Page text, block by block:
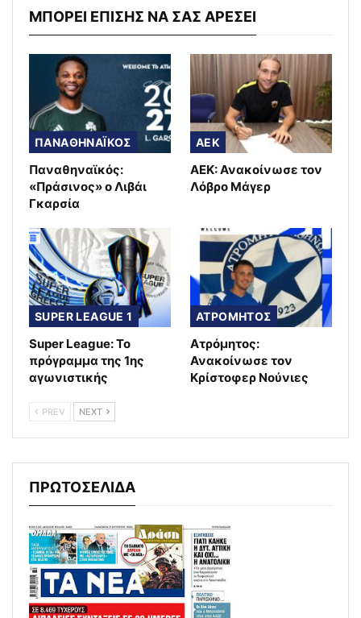
ΜΠΟΡΕΙ ΕΠΙΣΗΣ ΝΑ ΣΑΣ ΑΡΕΣΕΙ
ΠΑΝΑΘΗΝΑΪΚΟΣ
Παναθηναϊκός:
«Πράσινος» ο Λιβάι
Γκαρσία
AEK
ΑΕΚ: Ανακοίνωσε τον
Λόβρο Μάγερ
SUPER LEAGUE 1
Super League: Το
πρόγραμμα της 1ης
αγωνιστικής
ΑΤΡΟΜΗΤΟΣ
Ατρόμητος:
Ανακοίνωσε τον
Κρίστοφερ Νούνιες
PREV NEXT
ΠΡΩΤΟΣΕΛΙΔΑ